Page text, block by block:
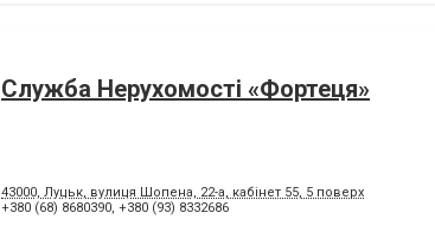
Служба Нерухомості «Фортеця»
43000, Луцьк, вулиця Шопена, 22-а, кабінет 55, 5 поверх
+380 (68) 8680390, +380 (93) 8332686